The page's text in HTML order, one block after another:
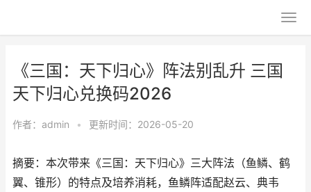
《三国：天下归心》阵法别乱升 三国
天下归心兑换码2026
作者： admin • 更新时间：2026-05-20
摘要：本次带来《三国：天下归心》三大阵法（鱼鳞、鹤
翼、锥形）的特点及培养消耗，鱼鳞阵适配赵云、典韦